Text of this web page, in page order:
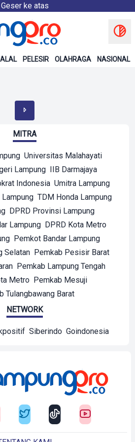
Geser ke atas
PELESIR OLAHRAGA NASIONAL
MITRA
Universitas Malahayati
Lampung IIB Darmajaya
Indonesia Umitra Lampung
TDM Honda Lampung
DPRD Provinsi Lampung
Lampung DPRD Kota Metro
Pemkot Bandar Lampung
Selatan Pemkab Pesisir Barat
Pemkab Lampung Tengah
Metro Pemkab Mesuji
Tulangbawang Barat
NETWORK
Siberindo Goindonesia